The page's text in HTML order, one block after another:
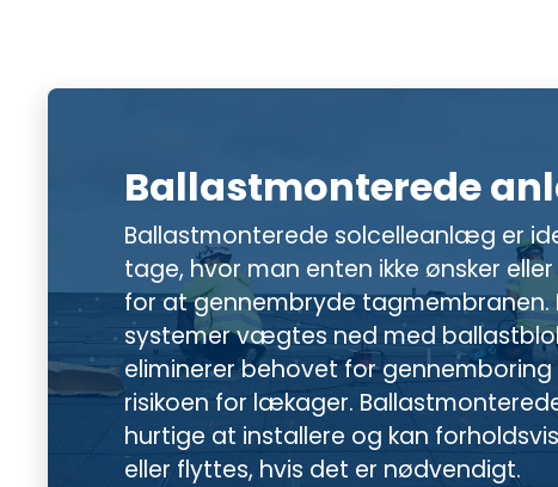
Ballastmonterede
Ballastmonterede solcelleanlæg er
tage, hvor man enten ikke ønsker
for at gennembryde tagmembranen.
systemer vægtes ned med
eliminerer behovet for
risikoen for lækager.
hurtige at installere og kan
eller flyttes, hvis det er nødvendigt.